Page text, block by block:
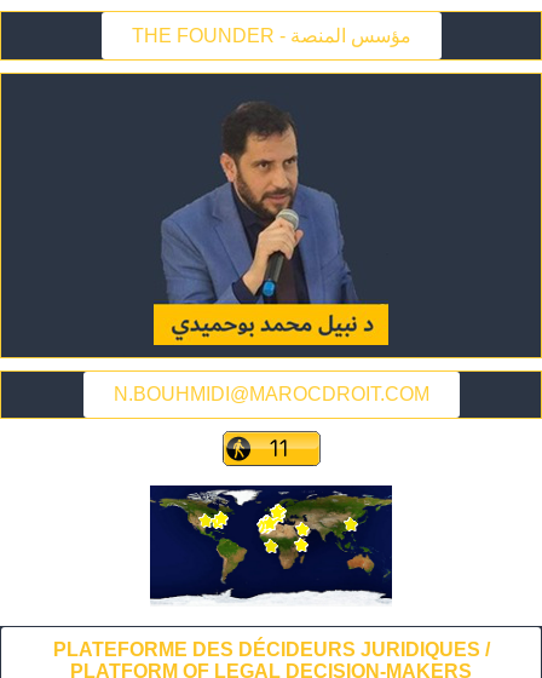
THE FOUNDER - مؤسس المنصة
N.BOUHMIDI@MAROCDROIT.COM
PLATEFORME DES DÉCIDEURS JURIDIQUES /
PLATFORM OF LEGAL DECISION-MAKERS